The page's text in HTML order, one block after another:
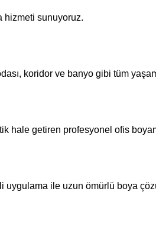
hizmeti sunuyoruz.
koridor ve banyo gibi tüm
hale getiren profesyonel ofis
uygulama ile uzun ömürlü boya